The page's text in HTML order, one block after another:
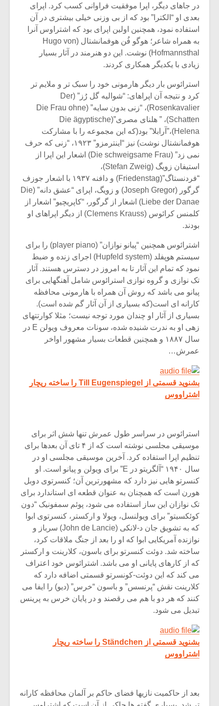
در جاهای دیگر، اپرا موفقیت فراوانی کسب کرد. اپرای
بعدی او “الکترا” بود که از بی وزنی خیلی بیشتری در آن
استفاده نمود، همچنین اولین اپرای بود که اشتراوس آنرا
به همراه شاعر؛ هوگو فُن هوفمانشتال (Hugo von
Hofmannsthal) نوشت. این دو هنرمند در آثار بسیار
زیادی با یکدیگر همکاری کردند.
استرائوس بار دیگر هارمونی خود را سبک تر و ملایم تر
کرد و نتیجه آن اپراهای: “شوالیه گل رُز” (Der
Rosenkavalier)، “زنی بدون سایه” (Die Frau ohne
Schatten)، ” هلنای مصری”(Die ägyptische
Helena)،”آرابلا” بود(که این مجموعه را با مشارکت
هوفمانشتال نوشت) نیز “اینترمزو” ۱۹۲۳، “زنی که حرف
نمی زد” (Die schweigsame Frau) اشعار این اپرا از
استیفان زویگ (Stefan Zweig)،
“فردنستاگ”(Friedenstag) و دافنه ۱۹۳۷ با اشعار جوزف
گرگور (Joseph Gregor) و زویگ، اپرای “عشق دانه” (Die
Liebe der Danae) اشعار از گرگور، “کاپریچیو” اشعار از
کلمنس کرائوس (Clemens Krauss) از دیگر اپراهای او
بودند.
اشترائوس همچنین “پیانو نوازان” (player piano) را برای
سیستم هوپفلد (Hupfeld system) اجرای زنده و ضبط
نمود که تمام این آثار تا به امروز در دسترس هستند. آثار
تک نوازی و گروه نوازی استرائوس شامل آهنگهایی برای
پیانو می باشد که روش آن همراه با هارمونی محافظه
کارانه ای است(که بسیاری از آن آثار گم شده است).
بسیاری از آثار او چندان مورد توجه نیست؛ مثلا کوارتتهای
زهی او به ندرت شنیده شده، سونات معروف ویولن E در
سال ۱۸۸۷ و همچنین قطعات بسیار مشهور اواخر
عمرش…
بشنوید قسمتی از Till Eugenspiegel را ساخته ریچار
اشتراووس
استرائوس در سراسر طول عمرش تنها شش اثر برای
موسیقی مجلسی نوشته است که از ۴ تای آن بعدها برای
تنظیم اپرا استفاده کرد. آخرین موسیقی مجلسی او در
سال ۱۹۴۰ “آلگریتو در E” برای ویولن و پیانو است. او
کنسرتو هایی نیز دارد که مشهورترین آن؛ کنسرتوی دوبل
هورن است که همچنان به عنوان قطعه ای استاندارد برای
تک نوازان این ساز استفاده می شود، پوئم سمفونیک “دون
کوئکسیتو” برای ویولنسل، ویولا و ارکستر، کنسرتوی ابوا
که به تشویق جان د-لانکی (John de Lancie) سرباز و
نوازنده آمریکایی ابوا که او را بعد از جنگ ملاقات کرد،
ساخته شد. دوئت کنسرتو برای باسون، کلارینت و ارکستر
که از کارهای پایانی او می باشد. اشترائوس خود اعتراف
می کند که این دوئت-کونسرتو قسمتی اضافه دارد که
کلارینت نقش “پرنسس” و باسون “خرس” (دیو) را ایفا می
کنند که هر دو با هم می رقصند و در پایان خرس به پرینس
تبدیل می شود.
بشنوید قسمتی از Ständchen را ساخته ریچار
اشتراووس
بعد از حاکمیت نازیها فضای حاکم بر آلمان محافظه کارانه
یادداشتی بر موسیقی
متن فیلم «متری
شیش و نیم»
مشهورترین باشی،
بدنام ترین باش
دوره
موسیقی